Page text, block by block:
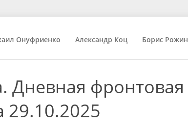
Онуфриенко Александр Коц Борис Рожин
фронтовая
29.10.2025